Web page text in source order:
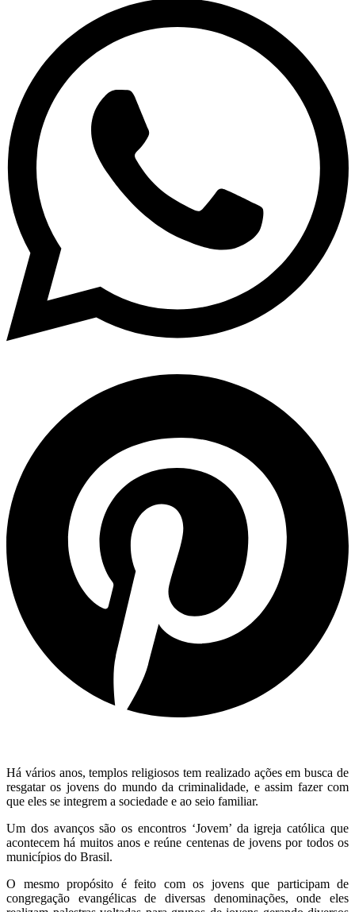
Há vários anos, templos religiosos tem realizado ações em busca de
resgatar os jovens do mundo da criminalidade, e assim fazer com
que eles se integrem a sociedade e ao seio familiar.
Um dos avanços são os encontros ‘Jovem’ da igreja católica que
acontecem há muitos anos e reúne centenas de jovens por todos os
municípios do Brasil.
O mesmo propósito é feito com os jovens que participam de
congregação evangélicas de diversas denominações, onde eles